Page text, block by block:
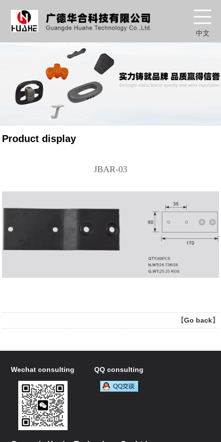
中文
Product display
JBAR-03
【Go back】
Wechat consulting QQ consulting